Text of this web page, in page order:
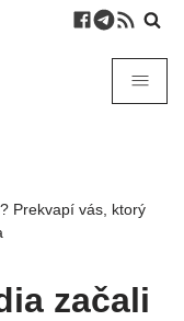
Prekvapí vás, ktorý
začali